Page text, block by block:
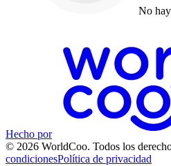
No
Hecho por
© 2026 WorldCoo. Todos los
condicionesPolítica de privacidad